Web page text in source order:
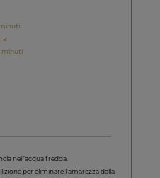
minuti
nell’acqua fredda.
per eliminare l’amarezza dalla